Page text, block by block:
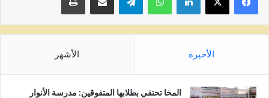
الأخيرة الأشهر
المخا تحتفي بطلابها المتفوقين: مدرسة الأنوار